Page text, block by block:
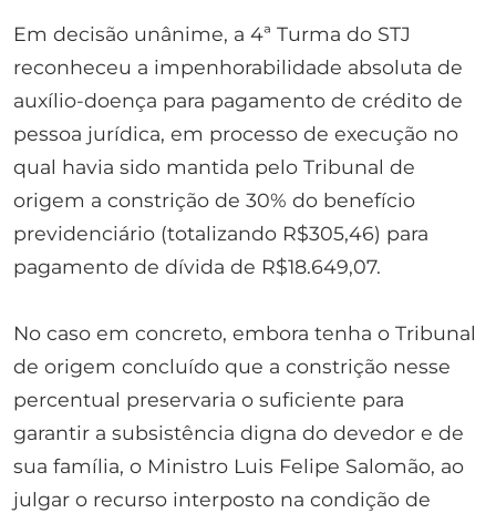
Em decisão unânime, a 4ª Turma do STJ
reconheceu a impenhorabilidade absoluta de
auxílio-doença para pagamento de crédito de
pessoa jurídica, em processo de execução no
qual havia sido mantida pelo Tribunal de
origem a constrição de 30% do benefício
previdenciário (totalizando R$305,46) para
pagamento de dívida de R$18.649,07.
No caso em concreto, embora tenha o Tribunal
de origem concluído que a constrição nesse
percentual preservaria o suficiente para
garantir a subsistência digna do devedor e de
sua família, o Ministro Luis Felipe Salomão, ao
julgar o recurso interposto na condição de